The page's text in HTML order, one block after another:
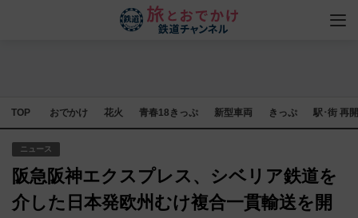
TOP おでかけ 花火 青春18きっぷ 新型車両 きっぷ 駅･街 再
ニュース
阪急阪神エクスプレス、シベリア鉄道を
介した日本発欧州むけ複合一貫輸送を開